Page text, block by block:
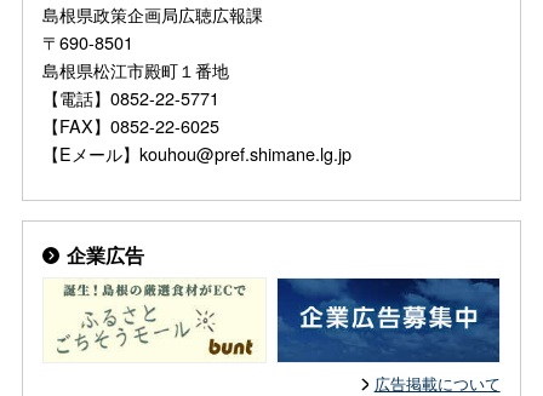
島根県政策企画局広聴広報課
〒690-8501
島根県松江市殿町１番地
【電話】0852-22-5771
【FAX】0852-22-6025
【Eメール】kouhou@pref.shimane.lg.jp
企業広告
広告掲載について